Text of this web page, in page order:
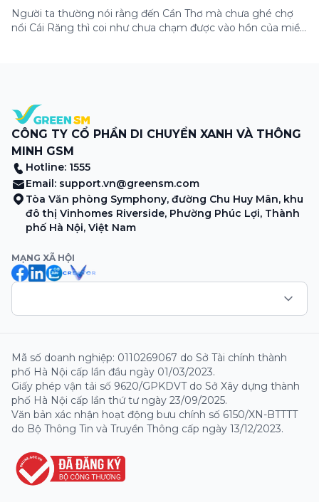
Người ta thường nói rằng đến Cần Thơ mà chưa ghé chợ
nổi Cái Răng thì coi như chưa chạm được vào hồn của miền
CÔNG TY CỔ PHẦN DI CHUYỂN XANH VÀ THÔNG
MINH GSM
Hotline: 1555
Email: support.vn@greensm.com
Tòa Văn phòng Symphony, đường Chu Huy Mân, khu
đô thị Vinhomes Riverside, Phường Phúc Lợi, Thành
phố Hà Nội, Việt Nam
MẠNG XÃ HỘI
Mã số doanh nghiệp: 0110269067 do Sở Tài chính thành
phố Hà Nội cấp lần đầu ngày 01/03/2023.
Giấy phép vận tải số 9620/GPKDVT do Sở Xây dựng thành
phố Hà Nội cấp lần thứ tư ngày 23/09/2025.
Văn bản xác nhận hoạt động bưu chính số 6150/XN-BTTTT
do Bộ Thông Tin và Truyền Thông cấp ngày 13/12/2023.